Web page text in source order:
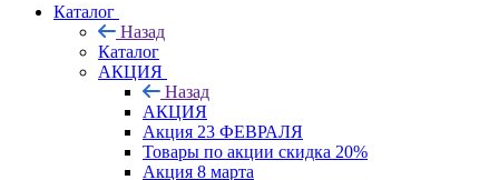
Каталог
Назад
Каталог
АКЦИЯ
Назад
АКЦИЯ
Акция 23 ФЕВРАЛЯ
Товары по акции скидка 20%
Акция 8 марта